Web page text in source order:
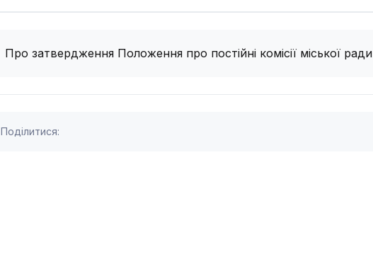
Про затвердження Положення про постійні комісії міської ради
Поділитися: